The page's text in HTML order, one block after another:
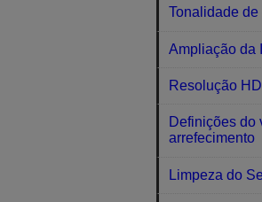
Tonalidade de
Ampliação da
Resolução
Definições do
arrefecimento
Limpeza do